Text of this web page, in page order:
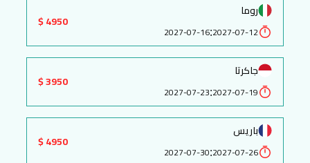
روما
2027-07-12
:
2027-07-16
4950 $
جاكرتا
2027-07-19
:
2027-07-23
3950 $
باريس
2027-07-26
:
2027-07-30
4950 $